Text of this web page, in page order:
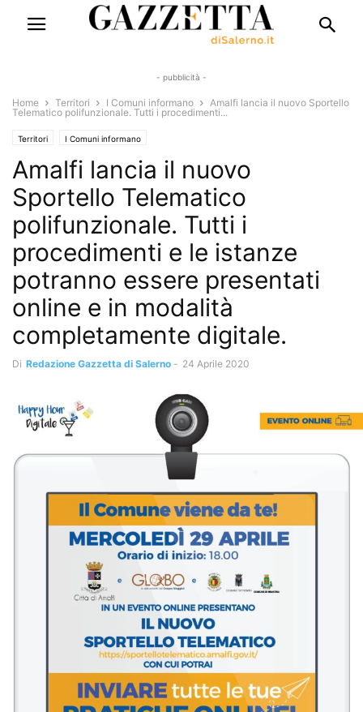
- pubblicità -
Home Territori I Comuni informano
Amalfi lancia il nuovo Sportello
Telematico polifunzionale. Tutti i procedimenti...
Territori I Comuni informano
Amalfi lancia il nuovo
Sportello Telematico
polifunzionale. Tutti i
procedimenti e le istanze
potranno essere presentati
online e in modalità
completamente digitale.
Di Redazione Gazzetta di Salerno - 24 Aprile 2020